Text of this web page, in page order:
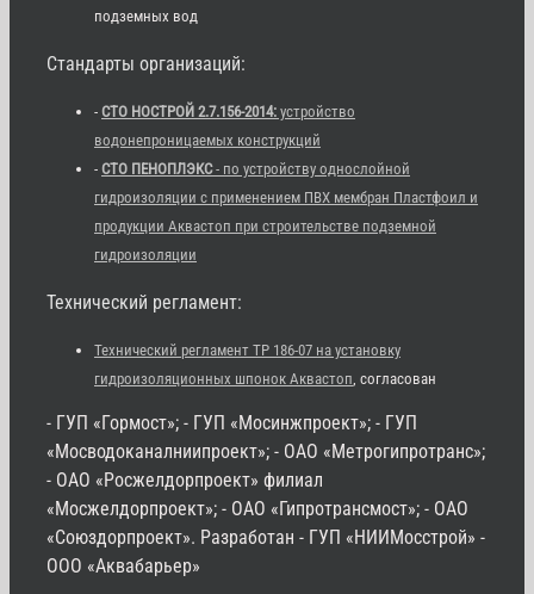
подземных вод
Стандарты организаций:
- СТО НОСТРОЙ 2.7.156-2014: устройство
водонепроницаемых конструкций
- СТО ПЕНОПЛЭКС- по устройству однослойной
гидроизоляции с применением ПВХ мембран Пластфоил и
продукции Аквастоп при строительстве подземной
гидроизоляции
Технический регламент:
Технический регламент ТР 186-07 на установку
гидроизоляционных шпонок Аквастоп, согласован
- ГУП «Гормост»; - ГУП «Мосинжпроект»; - ГУП
«Мосводоканалниипроект»; - ОАО «Метрогипротранс»;
- ОАО «Росжелдорпроект» филиал
«Мосжелдорпроект»; - ОАО «Гипротрансмост»; - ОАО
«Союздорпроект». Разработан - ГУП «НИИМосстрой» -
ООО «Аквабарьер»